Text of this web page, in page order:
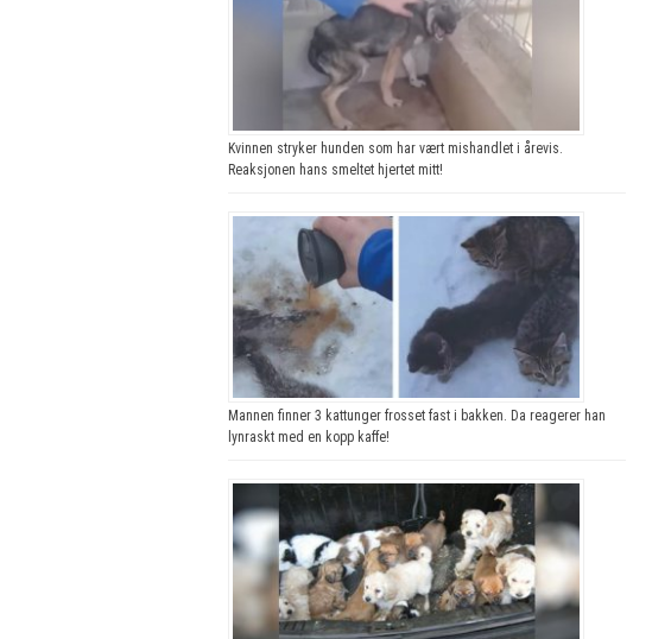
Kvinnen stryker hunden som har vært mishandlet i årevis.
Reaksjonen hans smeltet hjertet mitt!
Mannen finner 3 kattunger frosset fast i bakken. Da reagerer han
lynraskt med en kopp kaffe!